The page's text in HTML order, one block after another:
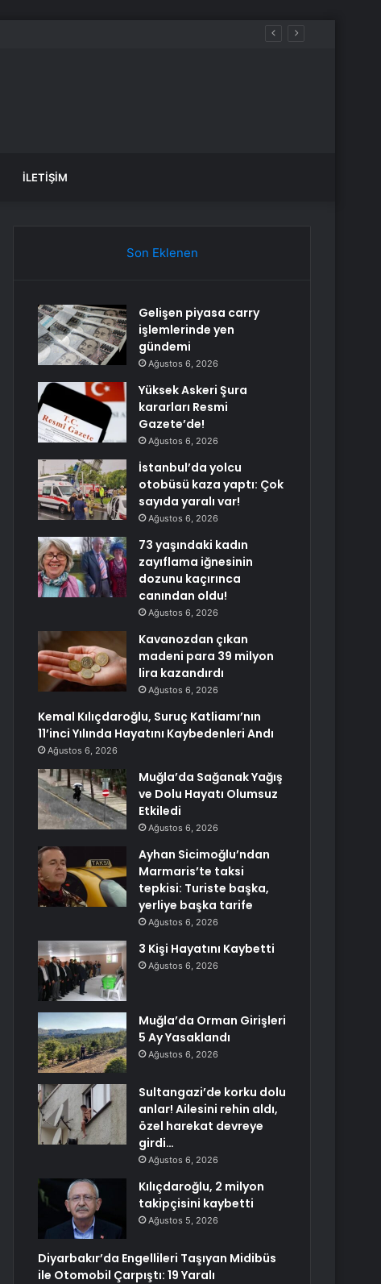
İLETIŞIM
Son Eklenen
Gelişen piyasa carry
işlemlerinde yen
gündemi
Ağustos 6, 2026
Yüksek Askeri Şura
kararları Resmi
Gazete’de!
Ağustos 6, 2026
İstanbul’da yolcu
otobüsü kaza yaptı: Çok
sayıda yaralı var!
Ağustos 6, 2026
73 yaşındaki kadın
zayıflama iğnesinin
dozunu kaçırınca
canından oldu!
Ağustos 6, 2026
Kavanozdan çıkan
madeni para 39 milyon
lira kazandırdı
Ağustos 6, 2026
Kemal Kılıçdaroğlu, Suruç Katliamı’nın
11’inci Yılında Hayatını Kaybedenleri Andı
Ağustos 6, 2026
Muğla’da Sağanak Yağış
ve Dolu Hayatı Olumsuz
Etkiledi
Ağustos 6, 2026
Ayhan Sicimoğlu’ndan
Marmaris’te taksi
tepkisi: Turiste başka,
yerliye başka tarife
Ağustos 6, 2026
3 Kişi Hayatını Kaybetti
Ağustos 6, 2026
Muğla’da Orman Girişleri
5 Ay Yasaklandı
Ağustos 6, 2026
Sultangazi’de korku dolu
anlar! Ailesini rehin aldı,
özel harekat devreye
girdi…
Ağustos 6, 2026
Kılıçdaroğlu, 2 milyon
takipçisini kaybetti
Ağustos 5, 2026
Diyarbakır’da Engellileri Taşıyan Midibüs
ile Otomobil Çarpıştı: 19 Yaralı